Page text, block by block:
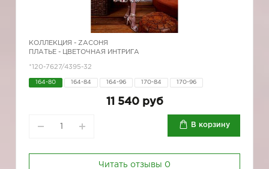
КОЛЛЕКЦИЯ - ZAСОНЯ
ПЛАТЬЕ - ЦВЕТОЧНАЯ ИНТРИГА
*120-7627/4395-32
164-80 164-84 164-96 170-84 170-96
11 540 руб
В корзину
Читать отзывы 0